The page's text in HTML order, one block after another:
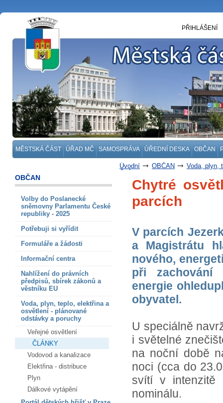
MĚSTSKÁ ČÁST ÚŘAD MČ SAMOSPRÁVA ÚŘEDNÍ DESKA OBČAN
PŘIHLÁŠENÍ
Úvodní OBČAN
Voda, plyn,
OBČAN
Volby do Poslanecké
sněmovny Parlamentu České
republiky - 2025
Potřebuji si vyřídit
Formuláře a žádosti
Informační centra
Nahlížení do právních
předpisů, sbírek zákonů a
věstníku EU
Voda, plyn, teplo, elektřina a
osvětlení - plánované
odstávky a poruchy
Veřejné osvětlení
ČLÁNKY
Vodovod a kanalizace
Elektřina - distribuce
Plyn
Dálkové vytápění
Chytré
parcích
V parcích
a Magistrátu
nového,
při zachování
energie
obyvatel.
U speciálně
i světelné
na noční době
noci (cca do
svítí v
nominálu.